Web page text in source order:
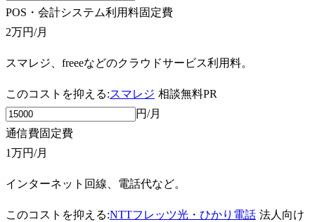
POS・会計システム利用料固定費
2万円/月
スマレジ、freeeなどのクラウドサービス利用料。
このコストを抑える:スマレジ 相談無料PR
円/月
通信費固定費
1万円/月
インターネット回線、電話代など。
このコストを抑える:NTTフレッツ光・ひかり電話 法人向け